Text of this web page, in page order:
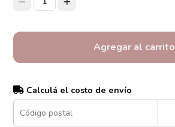
Agregar al carrito
Calculá el costo de envío